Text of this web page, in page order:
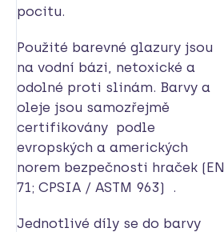
pocitu.
Použité barevné glazury jsou
na vodní bázi, netoxické a
odolné proti slinám. Barvy a
oleje jsou samozřejmě
certifikovány podle
evropských a amerických
norem bezpečnosti hraček (EN
71; CPSIA / ASTM 963) .
Jednotlivé díly se do barvy